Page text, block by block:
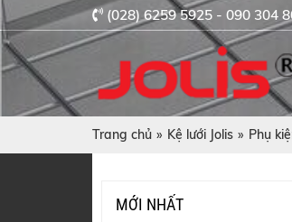
(028) 6259 5925 - 090 304
Trang chủ » Kệ lưới Jolis » Phụ
MỚI NHẤT